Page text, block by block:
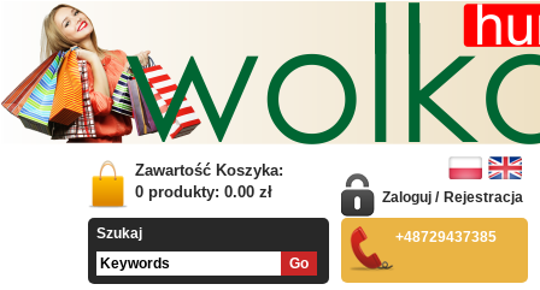
Zawartość Koszyka:
0 produkty: 0.00 zł
Szukaj
Zaloguj / Rejestracja
+48729437385